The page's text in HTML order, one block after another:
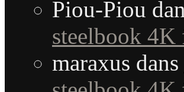
Piou-Piou
steelbook 4K
maraxus dans